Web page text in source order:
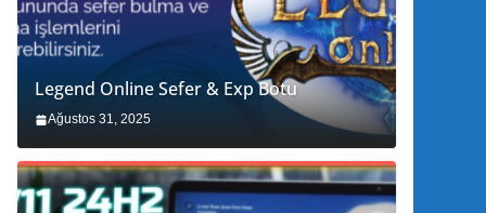
Legend Online Sefer & Exp Botu
Ağustos 31, 2025